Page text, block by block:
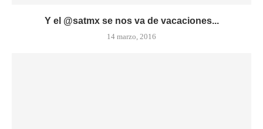
Y el @satmx se nos va de vacaciones...
14 marzo, 2016